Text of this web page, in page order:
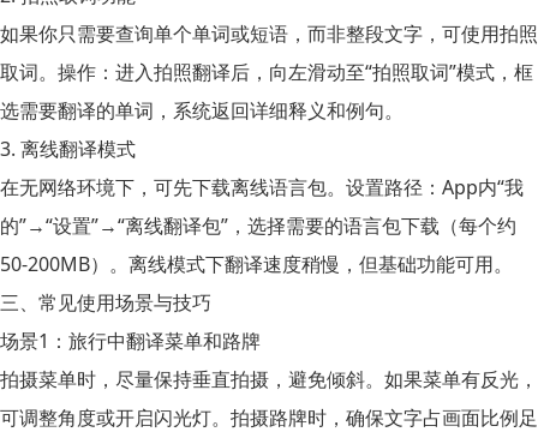
如果你只需要查询单个单词或短语，而非整段文字，可使用拍照
取词。操作：进入拍照翻译后，向左滑动至“拍照取词”模式，框
选需要翻译的单词，系统返回详细释义和例句。
3. 离线翻译模式
在无网络环境下，可先下载离线语言包。设置路径：App内“我
的”→“设置”→“离线翻译包”，选择需要的语言包下载（每个约
50-200MB）。离线模式下翻译速度稍慢，但基础功能可用。
三、常见使用场景与技巧
场景1：旅行中翻译菜单和路牌
拍摄菜单时，尽量保持垂直拍摄，避免倾斜。如果菜单有反光，
可调整角度或开启闪光灯。拍摄路牌时，确保文字占画面比例足